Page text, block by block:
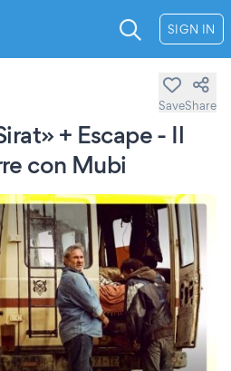
SIGN IN
+ Escape - Il
con Mubi
SaveShare